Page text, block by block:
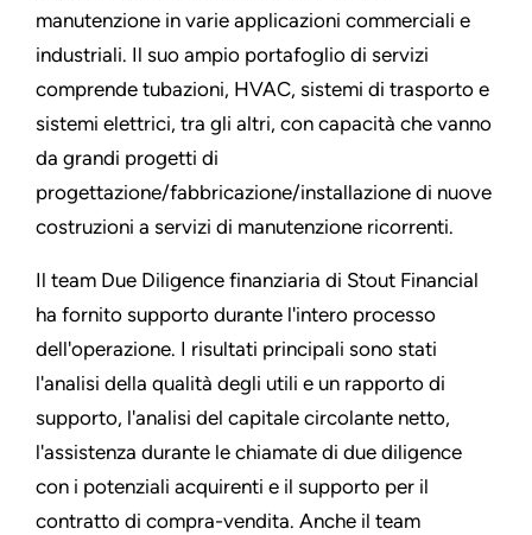
manutenzione in varie applicazioni commerciali e
industriali. Il suo ampio portafoglio di servizi
comprende tubazioni, HVAC, sistemi di trasporto e
sistemi elettrici, tra gli altri, con capacità che vanno
da grandi progetti di
progettazione/fabbricazione/installazione di nuove
costruzioni a servizi di manutenzione ricorrenti.
Il team Due Diligence finanziaria di Stout Financial
ha fornito supporto durante l'intero processo
dell'operazione. I risultati principali sono stati
l'analisi della qualità degli utili e un rapporto di
supporto, l'analisi del capitale circolante netto,
l'assistenza durante le chiamate di due diligence
con i potenziali acquirenti e il supporto per il
contratto di compra-vendita. Anche il team